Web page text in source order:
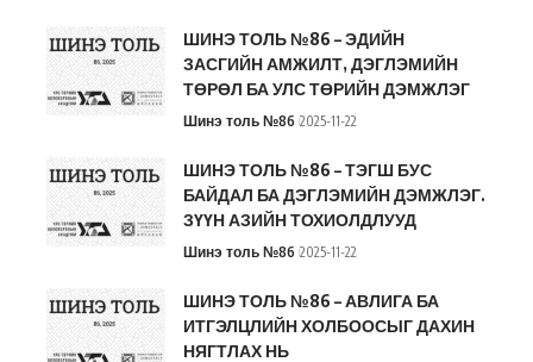
ШИНЭ ТОЛЬ №86 – ЭДИЙН
ЗАСГИЙН АМЖИЛТ, ДЭГЛЭМИЙН
ТӨРӨЛ БА УЛС ТӨРИЙН ДЭМЖЛЭГ
Шинэ толь №86 2025-11-22
ШИНЭ ТОЛЬ №86 – ТЭГШ БУС
БАЙДАЛ БА ДЭГЛЭМИЙН ДЭМЖЛЭГ.
ЗҮҮН АЗИЙН ТОХИОЛДЛУУД
Шинэ толь №86 2025-11-22
ШИНЭ ТОЛЬ №86 – АВЛИГА БА
ИТГЭЛЦЛИЙН ХОЛБООСЫГ ДАХИН
НЯГТЛАХ НЬ